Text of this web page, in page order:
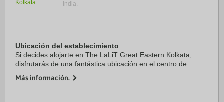
India.
Ubicación del establecimiento
Si decides alojarte en The LaLiT Great Eastern Kolkata,
disfrutarás de una fantástica ubicación en el centro de
Puente Howrah. Además, este hotel ...
Más información.